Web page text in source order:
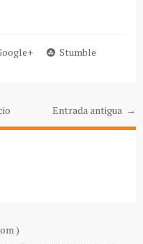
Stumble
Entrada antigua →
)